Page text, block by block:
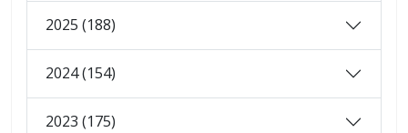
2025 (188)
2024 (154)
2023 (175)